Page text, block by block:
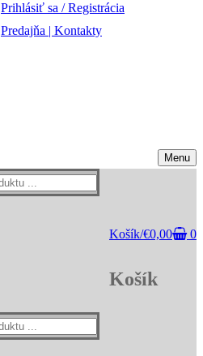
Prihlásiť sa / Registrácia
Predajňa | Kontakty
Menu
Košík/€0,00 0
Košík